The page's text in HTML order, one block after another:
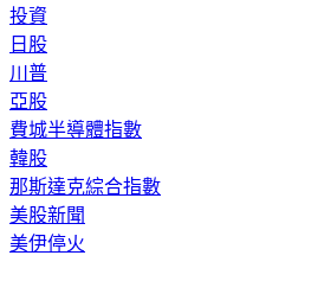
投資
日股
川普
亞股
費城半導體指數
韓股
那斯達克綜合指數
美股新聞